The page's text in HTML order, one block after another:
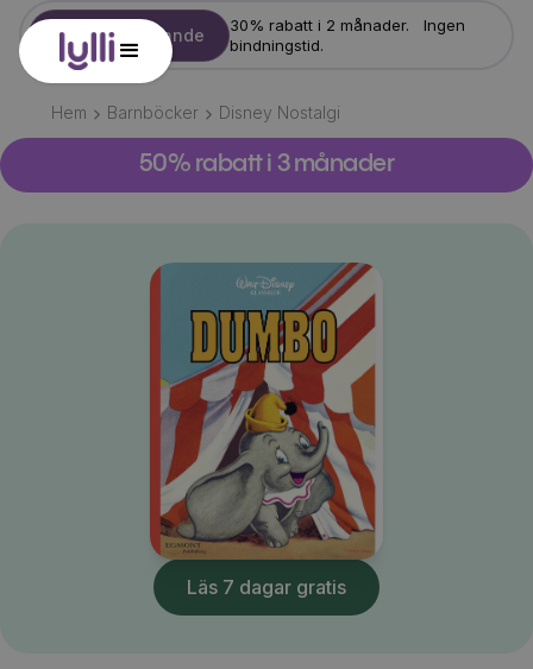
Starta erbjudande
30% rabatt i 2 månader. Ingen
bindningstid.
Hem Barnböcker Disney Nostalgi
50% rabatt i 3 månader
Läs 7 dagar gratis